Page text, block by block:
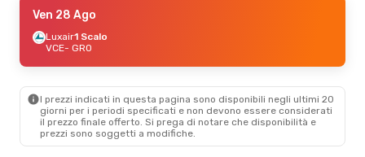
Ven 11 Set- Lun 14 Set
Lufthansa2 Scali
VCE- GRO
GRO- VCE
Ven 28 Ago- Lun 31 Ago
Luxair1 Scalo
Ven 28 Ago
Luxair1 Scalo
VCE- GRO
I prezzi indicati in questa pagina sono disponibili negli ultimi 20
giorni per i periodi specificati e non devono essere considerati
il ​​prezzo finale offerto. Si prega di notare che disponibilità e
prezzi sono soggetti a modifiche.